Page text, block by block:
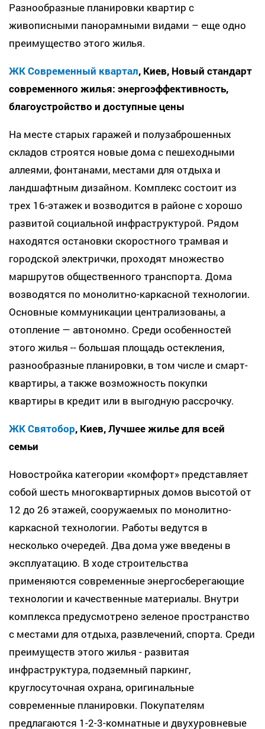
Разнообразные планировки квартир с
живописными панорамными видами – еще одно
преимущество этого жилья.
ЖК Современный квартал, Киев, Новый стандарт
современного жилья: энергоэффективность,
благоустройство и доступные цены
На месте старых гаражей и полузаброшенных
складов строятся новые дома с пешеходными
аллеями, фонтанами, местами для отдыха и
ландшафтным дизайном. Комплекс состоит из
трех 16-этажек и возводится в районе с хорошо
развитой социальной инфраструктурой. Рядом
находятся остановки скоростного трамвая и
городской электрички, проходят множество
маршрутов общественного транспорта. Дома
возводятся по монолитно-каркасной технологии.
Основные коммуникации централизованы, а
отопление — автономно. Среди особенностей
этого жилья -- большая площадь остекления,
разнообразные планировки, в том числе и смарт-
квартиры, а также возможность покупки
квартиры в кредит или в выгодную рассрочку.
ЖК Святобор, Киев, Лучшее жилье для всей
семьи
Новостройка категории «комфорт» представляет
собой шесть многоквартирных домов высотой от
12 до 26 этажей, сооружаемых по монолитно-
каркасной технологии. Работы ведутся в
несколько очередей. Два дома уже введены в
эксплуатацию. В ходе строительства
применяются современные энергосберегающие
технологии и качественные материалы. Внутри
комплекса предусмотрено зеленое пространство
с местами для отдыха, развлечений, спорта. Среди
преимуществ этого жилья - развитая
инфраструктура, подземный паркинг,
круглосуточная охрана, оригинальные
современные планировки. Покупателям
предлагаются 1-2-3-комнатные и двухуровневые